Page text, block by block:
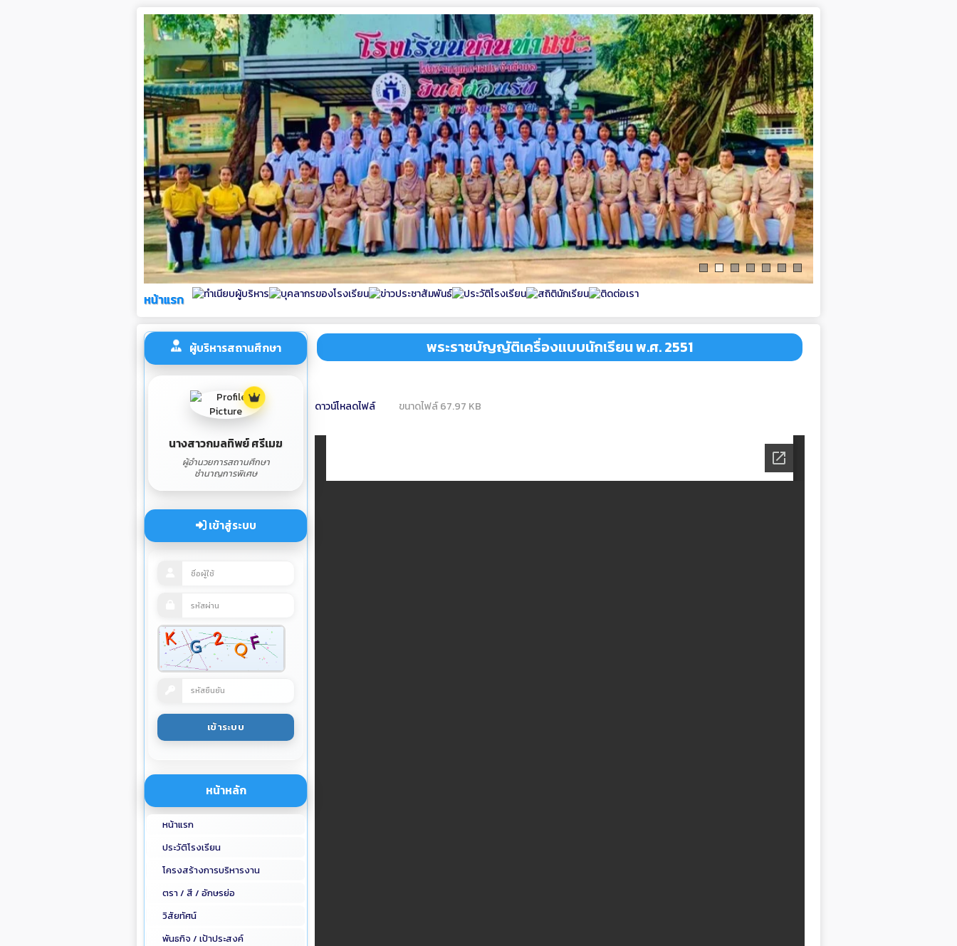
ผู้บริหารสถานศึกษา
นางสาวกมลทิพย์ ศรีเมฆ
ผู้อำนวยการสถานศึกษา
ชำนาญการพิเศษ
เข้าสู่ระบบ
หน้าหลัก
หน้าแรก
ประวัติโรงเรียน
โครงสร้างการบริหารงาน
ตรา / สี / อักษรย่อ
วิสัยทัศน์
พันธกิจ / เป้าประสงค์
พระราชบัญญัติเครื่องแบบนักเรียน พ.ศ. 2551
ดาวน์โหลดไฟล์ ขนาดไฟล์ 67.97 KB